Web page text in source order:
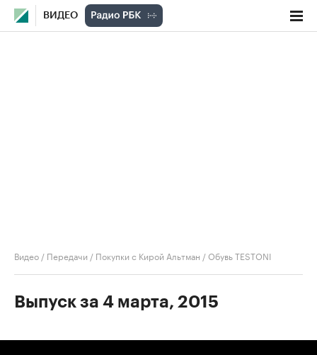
ВИДЕО
Видео / Передачи / Покупки с Кирой Альтман /Обувь TESTONI
Выпуск за 4 марта, 2015